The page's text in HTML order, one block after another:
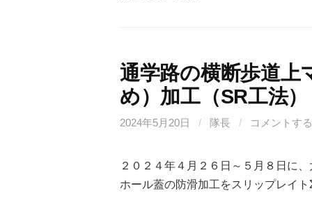
通学路の横断歩道上
め）加工（SR工法）
2024年5月20日 / 隊長 / コメントする
２０２４年４月２６日～５月８日に
ホール蓋の防滑加工をスリップレイ